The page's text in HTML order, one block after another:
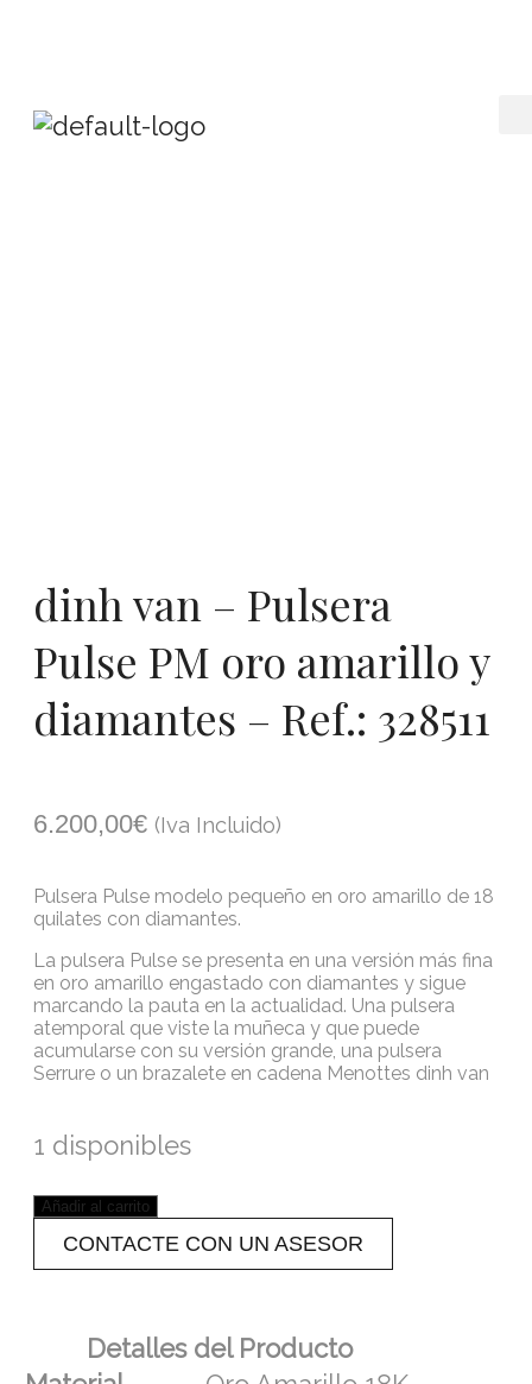
dinh van – Pulsera
Pulse PM oro amarillo y
diamantes – Ref.: 328511
6.200,00€ (Iva Incluido)
Pulsera Pulse modelo pequeño en oro amarillo de 18
quilates con diamantes.
La pulsera Pulse se presenta en una versión más fina
en oro amarillo engastado con diamantes y sigue
marcando la pauta en la actualidad. Una pulsera
atemporal que viste la muñeca y que puede
acumularse con su versión grande, una pulsera
Serrure o un brazalete en cadena Menottes dinh van
1 disponibles
Añadir al carrito
CONTACTE CON UN ASESOR
Detalles del Producto